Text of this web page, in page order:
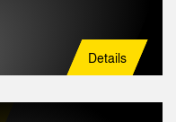
Details